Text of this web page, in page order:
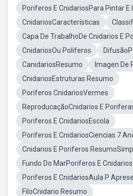
Poriferos E CnidariosPara Pintar E
CnidariosCaracterísticas
Capa De TrabalhoDe Cnidarios E
CnidariosOu Poliferos
CanidariosResumo
Imagen De
CnidariosEstruturas Resumo
Poriferos CnidariosVermes
ReproducaçãoCnidarios E
Poriferos E CnidariosEscola
Poriferos E CnidariosCiencias 7
Cnidarios E Poriferos
Fundo Do MarPoriferos E Cnidarios
Poriferos E CnidariosAula P
FiloCnidario Resumo